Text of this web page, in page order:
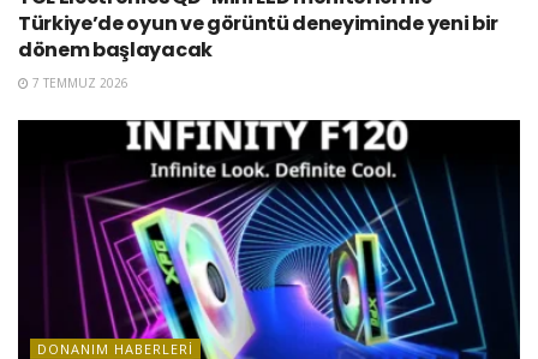
Türkiye’de oyun ve görüntü deneyiminde yeni bir
dönem başlayacak
7 TEMMUZ 2026
DONANIM HABERLERI